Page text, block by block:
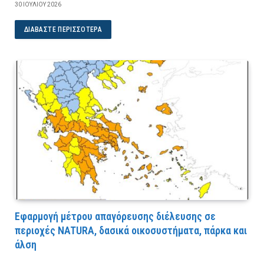
30 ΙΟΥΛΊΟΥ 2026
ΔΙΑΒΆΣΤΕ ΠΕΡΙΣΣΌΤΕΡΑ
Εφαρμογή μέτρου απαγόρευσης διέλευσης σε
περιοχές NATURA, δασικά οικοσυστήματα, πάρκα και
άλση